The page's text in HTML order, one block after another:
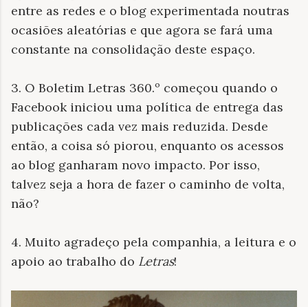
entre as redes e o blog experimentada noutras
ocasiões aleatórias e que agora se fará uma
constante na consolidação deste espaço.
3. O Boletim Letras 360.º começou quando o
Facebook iniciou uma política de entrega das
publicações cada vez mais reduzida. Desde
então, a coisa só piorou, enquanto os acessos
ao blog ganharam novo impacto. Por isso,
talvez seja a hora de fazer o caminho de volta,
não?
4. Muito agradeço pela companhia, a leitura e o
apoio ao trabalho do Letras!